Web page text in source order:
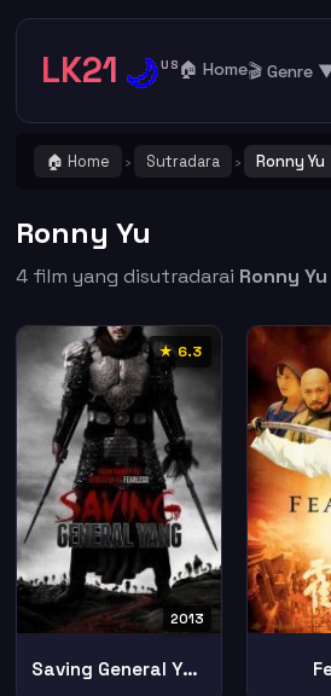
LK21 🌙US 🏠 Home🎬 Genre
🏠 Home › Sutradara › Ronny Yu
! Catat dan Bookmark alamat URL LK21
Ronny Yu
4 film yang disutradarai Ronny Yu
★ 6.3
2013
Saving General Yang